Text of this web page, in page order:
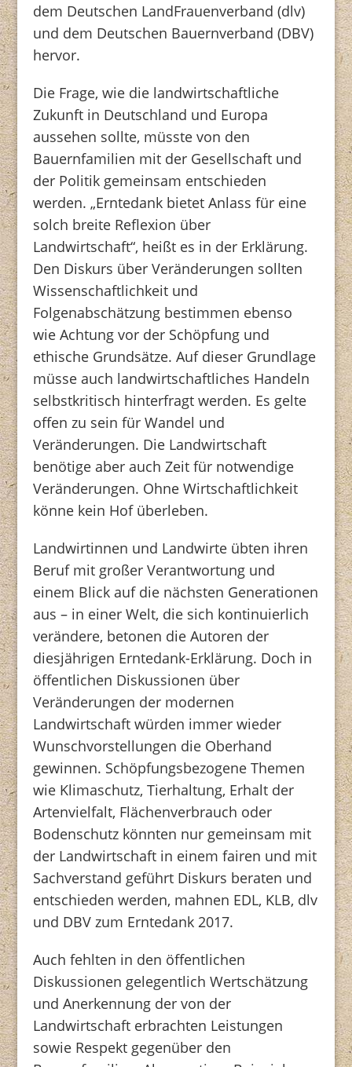
dem Deutschen LandFrauenverband (dlv)
und dem Deutschen Bauernverband (DBV)
hervor.
Die Frage, wie die landwirtschaftliche
Zukunft in Deutschland und Europa
aussehen sollte, müsste von den
Bauernfamilien mit der Gesellschaft und
der Politik gemeinsam entschieden
werden. „Erntedank bietet Anlass für eine
solch breite Reflexion über
Landwirtschaft“, heißt es in der Erklärung.
Den Diskurs über Veränderungen sollten
Wissenschaftlichkeit und
Folgenabschätzung bestimmen ebenso
wie Achtung vor der Schöpfung und
ethische Grundsätze. Auf dieser Grundlage
müsse auch landwirtschaftliches Handeln
selbstkritisch hinterfragt werden. Es gelte
offen zu sein für Wandel und
Veränderungen. Die Landwirtschaft
benötige aber auch Zeit für notwendige
Veränderungen. Ohne Wirtschaftlichkeit
könne kein Hof überleben.
Landwirtinnen und Landwirte übten ihren
Beruf mit großer Verantwortung und
einem Blick auf die nächsten Generationen
aus – in einer Welt, die sich kontinuierlich
verändere, betonen die Autoren der
diesjährigen Erntedank-Erklärung. Doch in
öffentlichen Diskussionen über
Veränderungen der modernen
Landwirtschaft würden immer wieder
Wunschvorstellungen die Oberhand
gewinnen. Schöpfungsbezogene Themen
wie Klimaschutz, Tierhaltung, Erhalt der
Artenvielfalt, Flächenverbrauch oder
Bodenschutz könnten nur gemeinsam mit
der Landwirtschaft in einem fairen und mit
Sachverstand geführt Diskurs beraten und
entschieden werden, mahnen EDL, KLB, dlv
und DBV zum Erntedank 2017.
Auch fehlten in den öffentlichen
Diskussionen gelegentlich Wertschätzung
und Anerkennung der von der
Landwirtschaft erbrachten Leistungen
sowie Respekt gegenüber den